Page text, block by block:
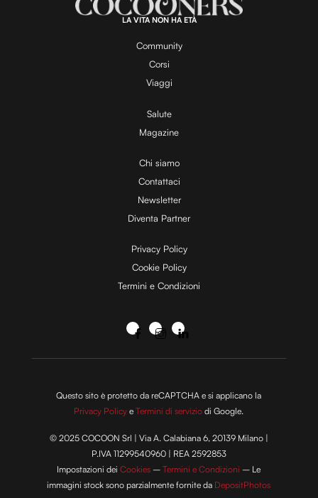
LA VITA NON HA ETÀ
Community
Corsi
Viaggi
Salute
Magazine
Chi siamo
Contattaci
Newsletter
Diventa Partner
Privacy Policy
Cookie Policy
Termini e Condizioni
Questo sito è protetto da reCAPTCHA e si applicano la
Privacy Policy eTermini di servizio di Google.
© 2025 COCOON Srl | Via A. Calabiana 6, 20139 Milano |
P.IVA 11299540960 | REA 2592853
Impostazioni deiCookies –Termini e Condizioni – Le
immagini stock sono parzialmente fornite da DepositPhotos